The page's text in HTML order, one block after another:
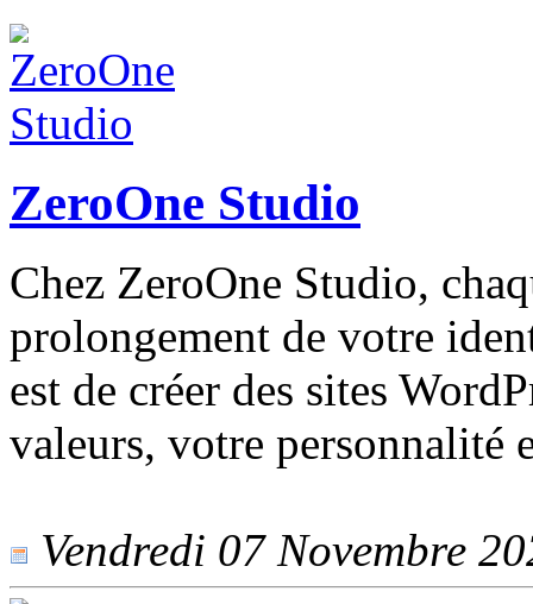
ZeroOne Studio
Chez ZeroOne Studio,
prolongement de votre
est de créer des sites
valeurs, votre personnalité
Vendredi 07 Novembre